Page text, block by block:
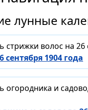
лунные
стрижки волос на
сентября 1904 года
огородника и